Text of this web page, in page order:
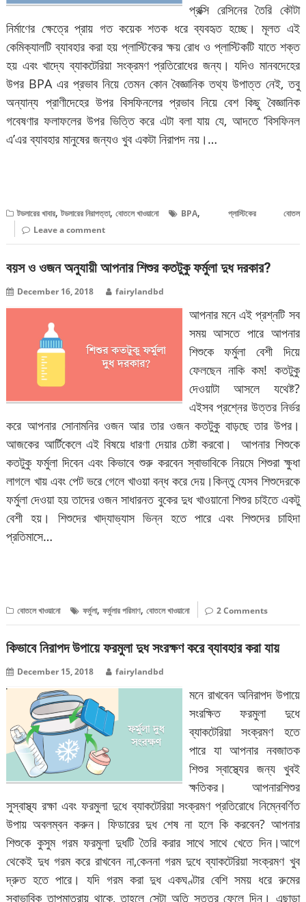
প্রক্সি রেসিনের তৈরি কৌটা
নির্মাণের ক্ষেত্রে প্রায় গত কয়েক শতক ধরে ব্যবহৃত হচ্ছে। মূলত এই
কেমিক্যালটি ব্যাবহার করা হয় প্লাস্টিকের ক্ষয় রোধ ও প্লাস্টিকটি যাতে শক্ত
হয় এবং খাদ্যে ব্যাকটেরিয়া সংক্রমণ প্রতিরোধের জন্য। যদিও মানবদেহের
উপর BPA এর প্রভাব নিয়ে তেমন কোন বৈজ্ঞানিক তথ্য উপাত্ত নেই, তবু
অন্যান্য প্রাণীদেহের উপর বিসফিনলের প্রভাব নিয়ে বেশ কিছু বৈজ্ঞানিক
গবেষণার ফলাফলের উপর ভিত্তি করে এটা বলা যায় যে, আদতে ‘বিসফিনল
এ’এর ব্যাবহার মানুষের জন্যও খুব একটা নিরাপদ নয়।…
টডলারের খাবার,টডলারের নিরাপত্তা,বোতলে খাওয়ানো BPA, প্লাস্টিকের বোতল
Leave a comment
বয়স ও ওজন অনুযায়ী আপনার শিশুর কতটুকু ফর্মুলা দুধ দরকার?
December 16, 2018 fairylandbd
আপনার মনে এই প্রশ্নটি সব
সময় আসতে পারে আপনার
শিশুকে ফর্মুলা বেশী দিয়ে
ফেলছেন নাকি কম! কতটুকু
দেওয়াটা আসলে যথেষ্ট?
এইসব প্রশ্নের উত্তর নির্ভর
করে আপনার সোনামনির ওজন আর তার ওজন কতটুকু বাড়ছে তার উপর।
আজকের আর্টিকেলে এই বিষয়ে ধারণা দেয়ার চেষ্টা করবো। আপনার শিশুকে
কতটুকু ফর্মুলা দিবেন এবং কিভাবে শুরু করবেন স্বাভাবিকে নিয়মে শিশুরা ক্ষুধা
লাগলে খায় এবং পেট ভরে গেলে খাওয়া বন্ধ করে দেয়।কিন্তু যেসব শিশুদেরকে
ফর্মুলা দেওয়া হয় তাদের ওজন সাধারনত বুকের দুধ খাওয়ানো শিশুর চাইতে একটু
বেশী হয়। শিশুদের খাদ্যাভ্যাস ভিন্ন হতে পারে এবং শিশুদের চাহিদা
প্রতিমাসে…
বোতলে খাওয়ানো ফর্মুলা,ফর্মুলার পরিমাণ,বোতলে খাওয়ানো 2 Comments
কিভাবে নিরাপদ উপায়ে ফরমুলা দুধ সংরক্ষণ করে ব্যাবহার করা যায়
December 15, 2018 fairylandbd
মনে রাখবেন অনিরাপদ উপায়ে
সংরক্ষিত ফরমুলা দুধে
ব্যাকটেরিয়া সংক্রমণ হতে
পারে যা আপনার নবজাতক
শিশুর স্বাস্থ্যের জন্য খুবই
ক্ষতিকর। আপনারশিশুর
সুস্বাস্থ্য রক্ষা এবং ফরমুলা দুধে ব্যাকটেরিয়া সংক্রমণ প্রতিরোধে নিম্নেবর্ণিত
উপায় অবলম্বন করুন। ফিডারের দুধ শেষ না হলে কি করবেন? আপনার
শিশুকে কুসুম গরম ফরমুলা দুধটি তৈরি করার সাথে সাথে খেতে দিন।আগে
থেকেই দুধ গরম করে রাখবেন না,কেননা গরম দুধে ব্যাকটেরিয়া সংক্রমণ খুব
দ্রুত হতে পারে। যদি গরম করা দুধ একঘণ্টার বেশি সময় ধরে রুমের
স্বাভাবিক তাপমাত্রায় থাকে, তাহলে সেটা অতি সত্তর ফেলে দিন। এছাড়া